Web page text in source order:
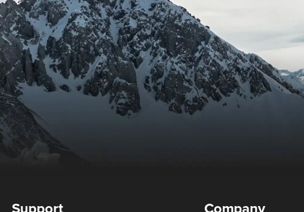
Support Company